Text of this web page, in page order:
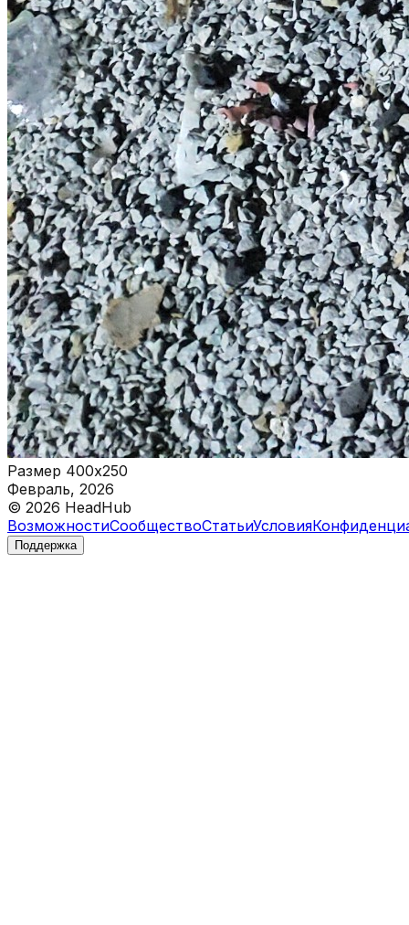
Размер 400х250
Февраль, 2026
© 2026 HeadHub
ВозможностиСообществоСтатьиУсловия
Поддержка